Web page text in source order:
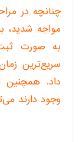
چنانچه در
مواجه شدید،
به صورت
سریع‌ترین
داد. همچنین
وجود دارند